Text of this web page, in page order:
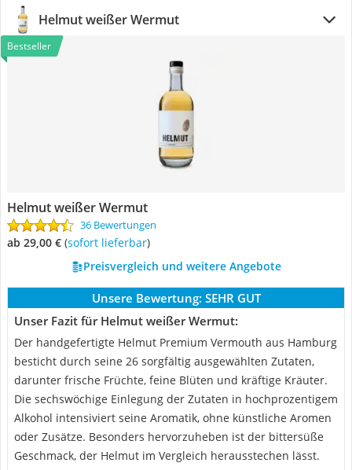
Helmut weißer Wermut
Bestseller
Helmut weißer Wermut
36 Bewertungen
ab 29,00 € ( Sofort lieferbar)
Preisvergleich und weitere Angebote
Unsere Bewertung: SEHR GUT
Unser Fazit für Helmut weißer Wermut:
Der handgefertigte Helmut Premium Vermouth aus Hamburg
besticht durch seine 26 sorgfältig ausgewählten Zutaten,
darunter frische Früchte, feine Blüten und kräftige Kräuter.
Die sechswöchige Einlegung der Zutaten in hochprozentigem
Alkohol intensiviert seine Aromatik, ohne künstliche Aromen
oder Zusätze. Besonders hervorzuheben ist der bittersüße
Geschmack, der Helmut im Vergleich herausstechen lässt.